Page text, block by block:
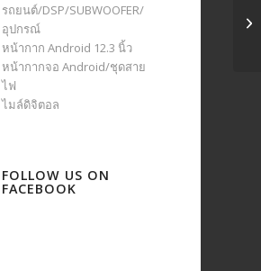
รถยนต์/DSP/SUBWOOFER/
อุปกรณ์
หน้ากาก Android 12.3 นิ้ว
หน้ากากจอ Android/ชุดสาย
ไฟ
ไมล์ดิจิตอล
FOLLOW US ON
FACEBOOK